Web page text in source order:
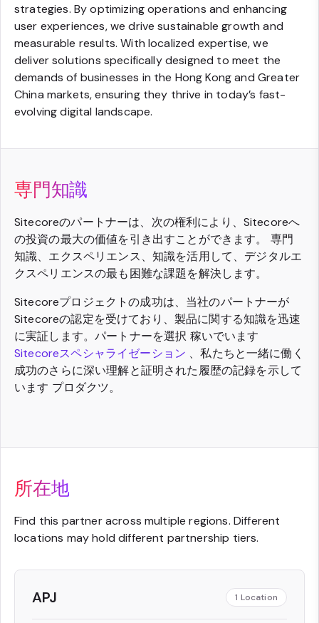
strategies. By optimizing operations and enhancing
user experiences, we drive sustainable growth and
measurable results. With localized expertise, we
deliver solutions specifically designed to meet the
demands of businesses in the Hong Kong and Greater
China markets, ensuring they thrive in today’s fast-
evolving digital landscape.
専門知識
Sitecoreのパートナーは、次の権利により、Sitecoreへ
の投資の最大の価値を引き出すことができます。 専門
知識、エクスペリエンス、知識を活用して、デジタルエ
クスペリエンスの最も困難な課題を解決します。
Sitecoreプロジェクトの成功は、当社のパートナーが
Sitecoreの認定を受けており、製品に関する知識を迅速
に実証します。パートナーを選択 稼いでいます
Sitecoreスペシャライゼーション 、私たちと一緒に働く
成功のさらに深い理解と証明された履歴の記録を示して
います プロダクツ。
所在地
Find this partner across multiple regions. Different
locations may hold different partnership tiers.
APJ 1 Location